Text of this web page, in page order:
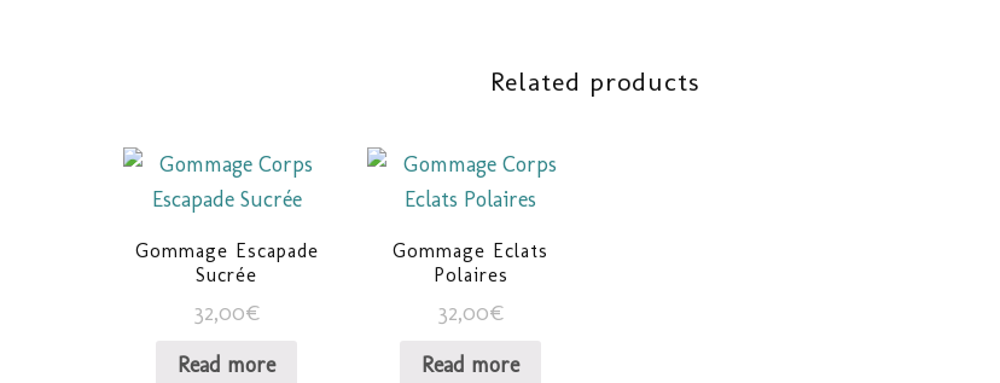
Related products
Gommage Escapade
Sucrée
32,00€
Read more
Gommage Eclats
Polaires
32,00€
Read more